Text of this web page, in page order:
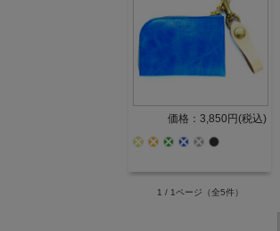
価格：3,850円(税込)
1 / 1ページ （全5件）